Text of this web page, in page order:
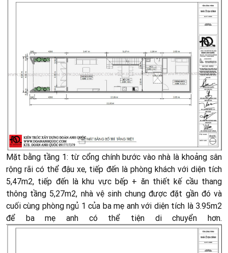
Mặt bằng tầng 1: từ cổng chính bước vào nhà là khoảng sân
rộng rãi có thể đậu xe, tiếp đến là phòng khách với diện tích
5,47m2, tiếp đến là khu vực bếp + ăn thiết kế cầu thang
thông tầng 5,27m2, nhà vệ sinh chung được đặt gần đó và
cuối cùng phòng ngủ 1 của ba mẹ anh với diện tích là 3.95m2
để ba mẹ anh có thể tiện di chuyển hơn.